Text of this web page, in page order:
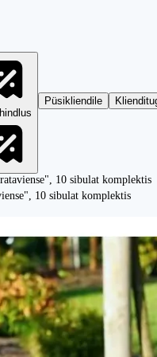
Püsikliendile
10 sibulat komplektis
10 sibulat komplektis